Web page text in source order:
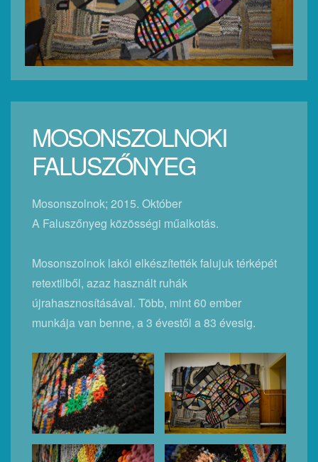
MOSONSZOLNOKI
FALUSZŐNYEG
Mosonszolnok; 2015. Október
A Faluszőnyeg közösségi műalkotás.
Mosonszolnok lakói elkészítették falujuk térképét
retextilből, azaz használt ruhák
újrahasznosításával. Több, mint 60 ember
munkája van benne, a 3 évestől a 83 évesig.